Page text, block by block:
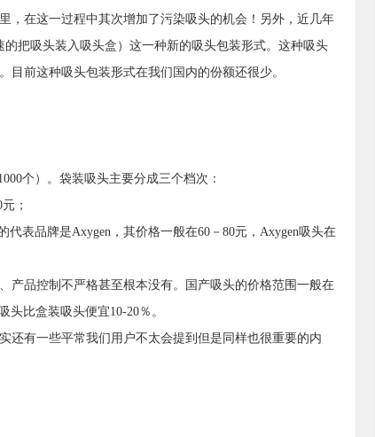
，在这一过程中其次增加了污染吸头的机会！另外，近几年
把吸头装入吸头盒）这一种新的吸头包装形式。这种吸头
前这种吸头包装形式在我们国内的份额还很少。
个）。袋装吸头主要分成三个档次：
；
表品牌是Axygen，其价格一般在60－80元，Axygen吸头在
产品控制不严格甚至根本没有。国产吸头的价格范围一般在
头比盒装吸头便宜10-20％。
还有一些平常我们用户不太会提到但是同样也很重要的内